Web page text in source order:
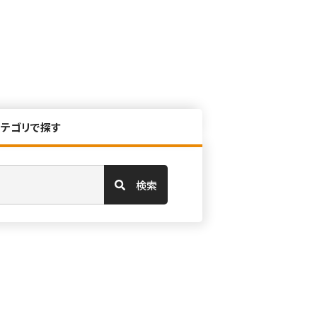
ゴリで探す
検索